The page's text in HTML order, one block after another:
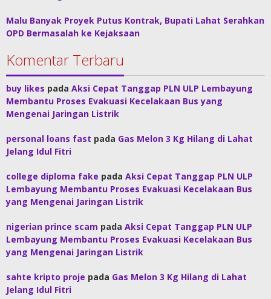
Malu Banyak Proyek Putus Kontrak, Bupati Lahat Serahkan
OPD Bermasalah ke Kejaksaan
Komentar Terbaru
buy likes pada Aksi Cepat Tanggap PLN ULP Lembayung
Membantu Proses Evakuasi Kecelakaan Bus yang
Mengenai Jaringan Listrik
personal loans fast pada Gas Melon 3 Kg Hilang di Lahat
Jelang Idul Fitri
college diploma fake pada Aksi Cepat Tanggap PLN ULP
Lembayung Membantu Proses Evakuasi Kecelakaan Bus
yang Mengenai Jaringan Listrik
nigerian prince scam pada Aksi Cepat Tanggap PLN ULP
Lembayung Membantu Proses Evakuasi Kecelakaan Bus
yang Mengenai Jaringan Listrik
sahte kripto proje pada Gas Melon 3 Kg Hilang di Lahat
Jelang Idul Fitri